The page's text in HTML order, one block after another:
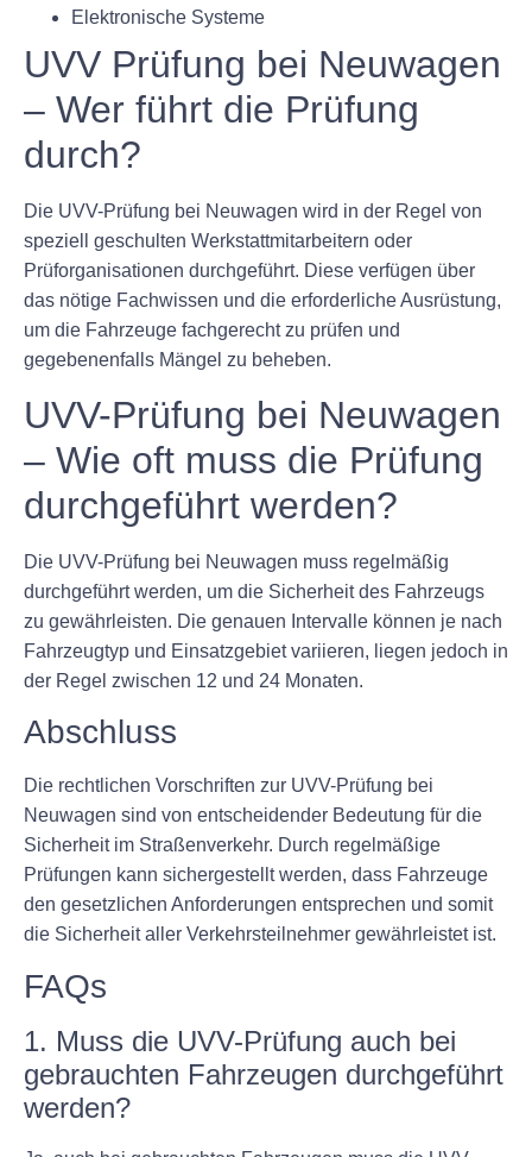
Elektronische Systeme
UVV Prüfung bei Neuwagen
– Wer führt die Prüfung
durch?
Die UVV-Prüfung bei Neuwagen wird in der Regel von
speziell geschulten Werkstattmitarbeitern oder
Prüforganisationen durchgeführt. Diese verfügen über
das nötige Fachwissen und die erforderliche Ausrüstung,
um die Fahrzeuge fachgerecht zu prüfen und
gegebenenfalls Mängel zu beheben.
UVV-Prüfung bei Neuwagen
– Wie oft muss die Prüfung
durchgeführt werden?
Die UVV-Prüfung bei Neuwagen muss regelmäßig
durchgeführt werden, um die Sicherheit des Fahrzeugs
zu gewährleisten. Die genauen Intervalle können je nach
Fahrzeugtyp und Einsatzgebiet variieren, liegen jedoch in
der Regel zwischen 12 und 24 Monaten.
Abschluss
Die rechtlichen Vorschriften zur UVV-Prüfung bei
Neuwagen sind von entscheidender Bedeutung für die
Sicherheit im Straßenverkehr. Durch regelmäßige
Prüfungen kann sichergestellt werden, dass Fahrzeuge
den gesetzlichen Anforderungen entsprechen und somit
die Sicherheit aller Verkehrsteilnehmer gewährleistet ist.
FAQs
1. Muss die UVV-Prüfung auch bei
gebrauchten Fahrzeugen durchgeführt
werden?